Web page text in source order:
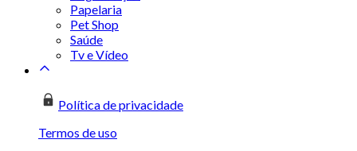
Papelaria
Pet Shop
Saúde
Tv e Vídeo
Política de privacidade
Termos de uso